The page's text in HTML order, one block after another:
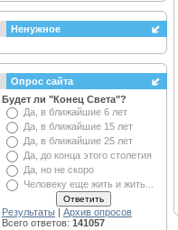
Ненужное
Опрос сайта
Будет ли "Конец Света"?
Да, в ближайшие 6 лет
Да, в ближайшие 15 лет
Да, в ближайшие 25 лет
Да, до конца этого столетия
Да, но не скоро
Человеку еще жить и жить...
Результаты | Архив опросов
Всего ответов: 141057